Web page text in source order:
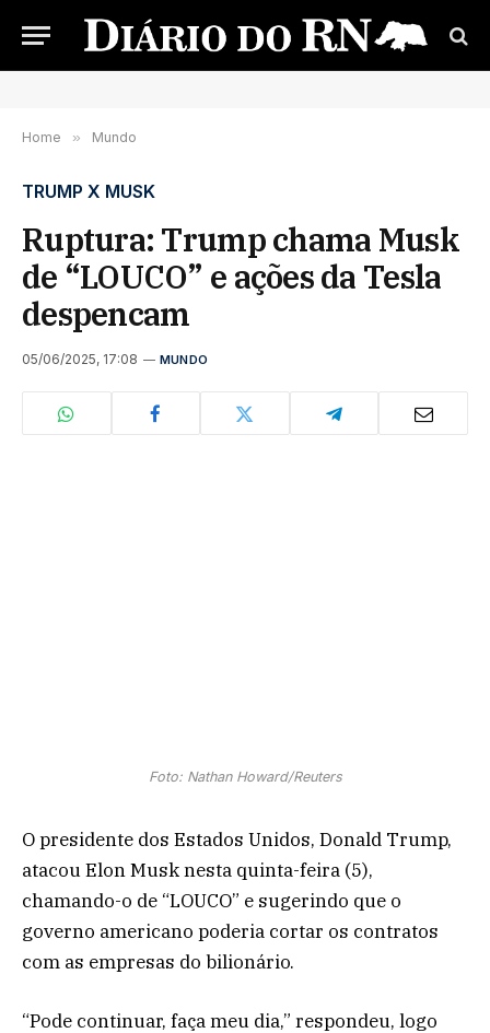
Home » Mundo
TRUMP X MUSK
Ruptura: Trump chama Musk
de “LOUCO” e ações da Tesla
despencam
05/06/2025, 17:08 MUNDO
Foto: Nathan Howard/Reuters
O presidente dos Estados Unidos, Donald Trump,
atacou Elon Musk nesta quinta-feira (5),
chamando-o de “LOUCO” e sugerindo que o
governo americano poderia cortar os contratos
com as empresas do bilionário.
“Pode continuar, faça meu dia,” respondeu, logo